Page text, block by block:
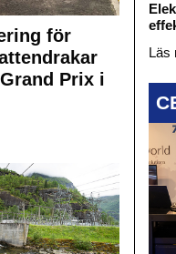
för
Prix i
Läs